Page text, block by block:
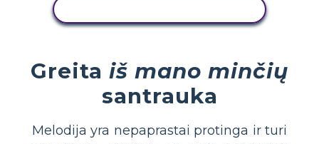
Greita iš mano minčių
santrauka
Melodija yra nepaprastai protinga ir turi